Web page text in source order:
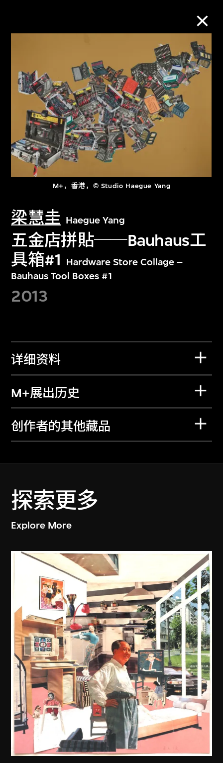
M+，香港，© Studio Haegue Yang
梁慧圭 Haegue Yang
五金店拼貼──Bauhaus工
具箱#1
Hardware Store Collage –
Bauhaus Tool Boxes #1
2013
详细资料
M+展出历史
创作者的其他藏品
探索更多
Explore More
进一步筛选 搜索
关于M+藏品
探索世界顶级的二十及二十一世纪视觉